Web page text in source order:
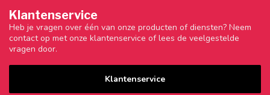
Klantenservice
Heb je vragen over één van onze producten of diensten? Neem
contact op met onze klantenservice of lees de veelgestelde
vragen door.
Klantenservice